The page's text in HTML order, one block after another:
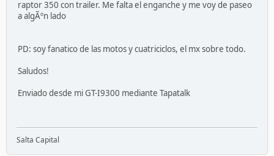
raptor 350 con trailer. Me falta el enganche y me voy de paseo
a algÃºn lado
PD: soy fanatico de las motos y cuatriciclos, el mx sobre todo.
Saludos!
Enviado desde mi GT-I9300 mediante Tapatalk
Salta Capital